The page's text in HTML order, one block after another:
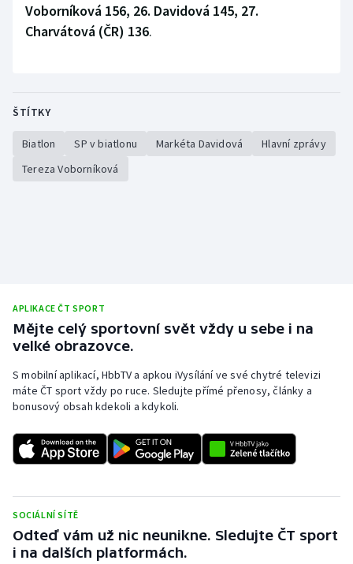
Voborníková 156, 26. Davidová 145, 27.
Charvátová (ČR) 136.
ŠTÍTKY
Biatlon SP v biatlonu Markéta Davidová
Hlavní zprávy
Tereza Voborníková
APLIKACE ČT SPORT
Mějte celý sportovní svět vždy u sebe i na
velké obrazovce.
S mobilní aplikací, HbbTV a apkou iVysílání ve své chytré televizi
máte ČT sport vždy po ruce. Sledujte přímé přenosy, články a
bonusový obsah kdekoli a kdykoli.
SOCIÁLNÍ SÍTĚ
Odteď vám už nic neunikne. Sledujte ČT sport
i na dalších platformách.